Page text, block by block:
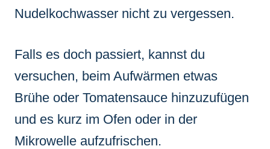
Nudelkochwasser nicht zu vergessen.
Falls es doch passiert, kannst du
versuchen, beim Aufwärmen etwas
Brühe oder Tomatensauce hinzuzufügen
und es kurz im Ofen oder in der
Mikrowelle aufzufrischen.